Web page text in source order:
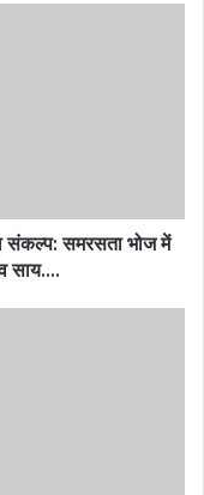
संकल्प: समरसता भोज में
साय….